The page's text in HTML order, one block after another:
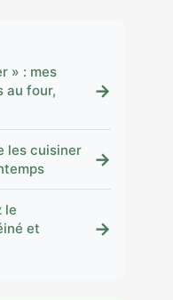
» : mes
au four,
→
les cuisiner
→
le
et
→